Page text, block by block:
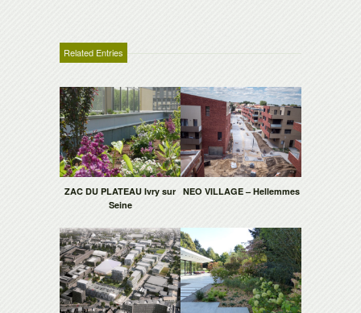
Related Entries
ZAC DU PLATEAU Ivry sur
Seine
NEO VILLAGE – Hellemmes